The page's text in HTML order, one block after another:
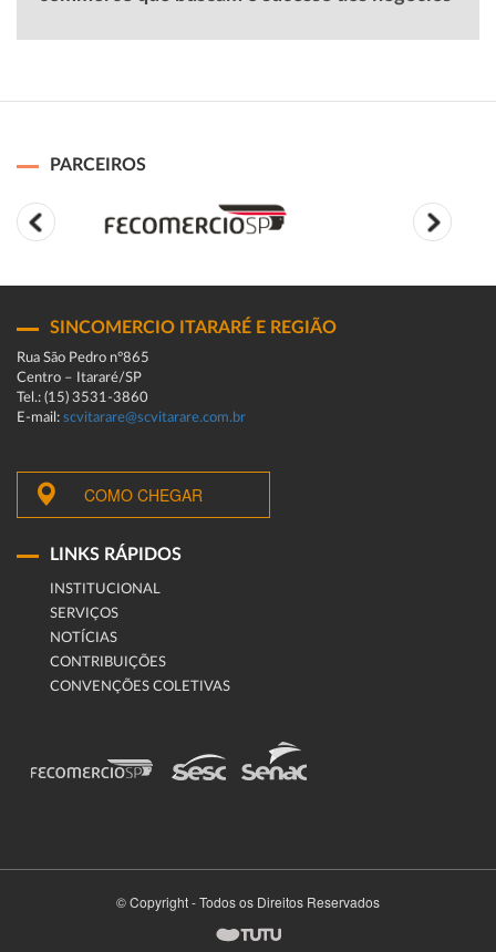
PARCEIROS
SINCOMERCIO ITARARÉ E REGIÃO
Rua São Pedro n°865
Centro – Itararé/SP
Tel.: (15) 3531-3860
E-mail: scvitarare@scvitarare.com.br
COMO CHEGAR
LINKS RÁPIDOS
INSTITUCIONAL
SERVIÇOS
NOTÍCIAS
CONTRIBUIÇÕES
CONVENÇÕES COLETIVAS
© Copyright - Todos os Direitos Reservados